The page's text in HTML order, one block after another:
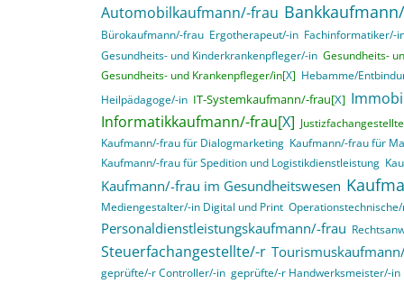
Automobilkaufmann/-frau
Bürokaufmann/-frau Ergotherapeut/-in Fachinformatiker/-
Gesundheits- und Kinderkrankenpfleger/-in Gesundheits-
Gesundheits- und Krankenpfleger/in[X] Hebamme/
Heilpädagoge/-in IT-Systemkaufmann/-frau[X]
Informatikkaufmann/-frau[X]
Kaufmann/-frau für Dialogmarketing Kaufmann/-frau für
Kaufmann/-frau für Spedition und Logistikdienstleistung
Kaufmann/-frau im Gesundheitswesen
Mediengestalter/-in Digital und Print
Personaldienstleistungskaufmann/-frau
Steuerfachangestellte/-r
geprüfte/-r Controller/-in geprüfte/-r Handwerksmeister/-in